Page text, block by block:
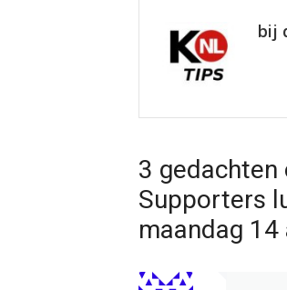
bij
3 gedachten
Supporters
maandag